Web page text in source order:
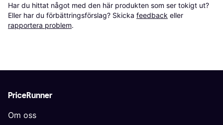
Har du hittat något med den här produkten som ser tokigt ut?
Eller har du förbättringsförslag? Skicka feedback eller
rapportera problem.
PriceRunner
Om oss